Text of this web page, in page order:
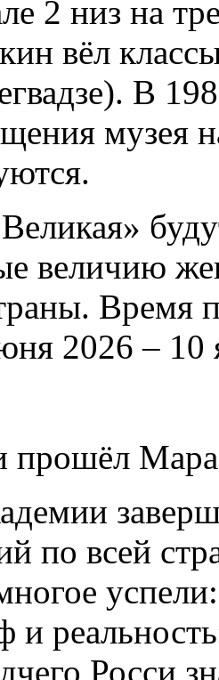
2 низ на
вёл
В
музея
величию
Время
2026 – 10
прошёл
по всей
и
Росси